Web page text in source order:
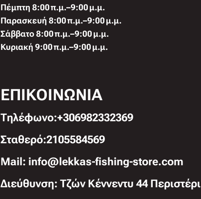
Πέμπτη 8:00 π.μ.–9:00 μ.μ.
Παρασκευή 8:00 π.μ.–9:00 μ.μ.
Σάββατο 8:00 π.μ.–9:00 μ.μ.
Κυριακή 9:00 π.μ.–9:00 μ.μ.
ΕΠΙΚΟΙΝΩΝΙΑ
Τηλέφωνo:+306982332369
Σταθερό:2105584569
Mail: info@lekkas-fishing-store.com
Διεύθυνση: Τζών Κέννεντυ 44 Περιστέρι